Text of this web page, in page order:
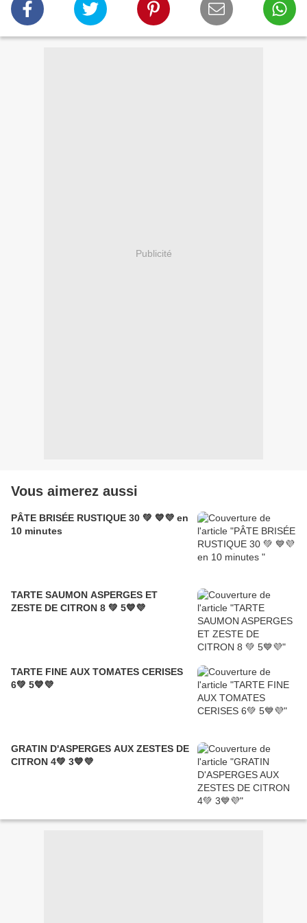
Publicité
Vous aimerez aussi
PÂTE BRISÉE RUSTIQUE 30 💚 💙💜 en
10 minutes
TARTE SAUMON ASPERGES ET
ZESTE DE CITRON 8 💚 5💙💜
TARTE FINE AUX TOMATES CERISES
6💚 5💙💜
GRATIN D'ASPERGES AUX ZESTES DE
CITRON 4💚 3💙💜